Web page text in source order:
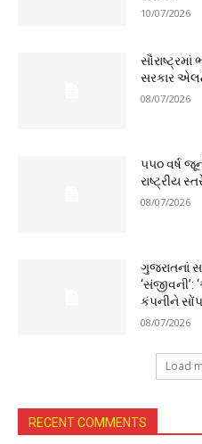
10/07/2026
સરકાર
08/07/2026
૫૫૦ વર્ષ
રાષ્ટ્રીય
08/07/2026
ગુજરાતનાં
‘સંજીવની’:
કંપનીને
08/07/2026
Load
RECENT COMMENTS